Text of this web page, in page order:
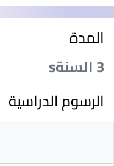
المدة
3 السنةs
الرسوم الدراسية